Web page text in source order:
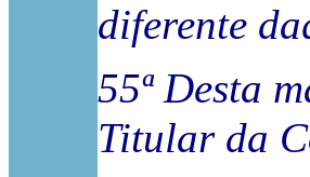
diferente
55ª Desta
Titular da